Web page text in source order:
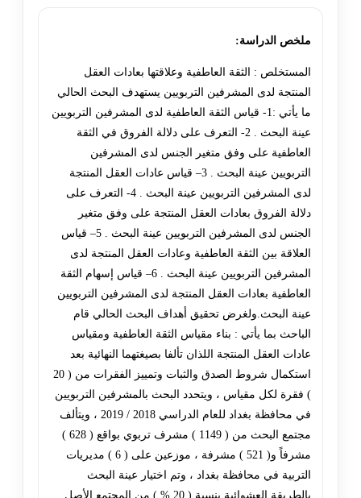
ملخص الدراسة:
المستخلص : الثقة العاطفية وعلاقتها بعادات العقل
المنتجة لدى المشرفين التربويين يستهدف البحث الحالي
ما يأتي :1- قياس الثقة العاطفية لدى المشرفين التربويين
عينة البحث . 2- التعرف على دلالة الفروق في الثقة
العاطفية على وفق متغير الجنس لدى المشرفين
التربويين عينة البحث . 3– قياس عادات العقل المنتجة
لدى المشرفين التربويين عينة البحث . 4- التعرف على
دلالة الفروق بعادات العقل المنتجة على وفق متغير
الجنس لدى المشرفين التربويين عينة البحث . 5– قياس
العلاقة بين الثقة العاطفية وعادات العقل المنتجة لدى
المشرفين التربويين عينة البحث . 6– قياس إسهام الثقة
العاطفية بعادات العقل المنتجة لدى المشرفين التربويين
عينة البحث.ولغرض تحقيق أهداف البحث الحالي قام
الباحث بما يأتي : بناء مقياس الثقة العاطفية ومقياس
عادات العقل المنتجة اللذان تألفا بصيغتهما النهائية بعد
استكمال شروط الصدق والثبات وتمييز الفقرات من ( 20
) فقرة لكل مقياس ، ويتحدد البحث بالمشرفين التربويين
في محافظة بغداد للعام الدراسي 2018 / 2019 ، ويتألف
مجتمع البحث من ( 1149 ) مشرف تربوي بواقع ( 628 )
مشرفاً و( 521 ) مشرفة ، موزعين على ( 6 ) مديريات
التربية في محافظة بغداد ، وتم اختيار عينة البحث
بالطريقة العشوائية بنسبة ( 20 % ) من المجتمع الأصل